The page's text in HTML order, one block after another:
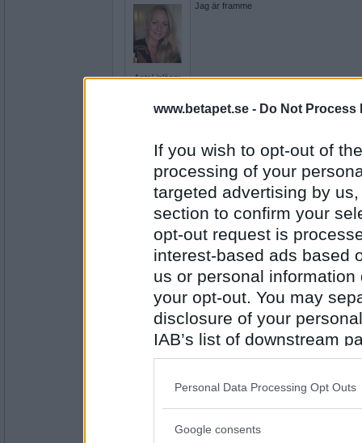
www.betapet.se - Do Not Process
If you wish to opt-out of
processing of your
targeted advertising by
section to confirm your
opt-out request is
interest-based ads based
us or personal
your opt-out. You may
disclosure of your
IAB’s list of downstream
also be disclosed by us
Downstream Participants
Please note that this
Personal Data Processing Opt Outs
Google consents
Antal inlägg:
Jag är framme
mallahager
Antal inlägg: 56
Antal inlägg:
22535
Jag är så trött att jag inte orkar gå och
Antal inlägg: 169